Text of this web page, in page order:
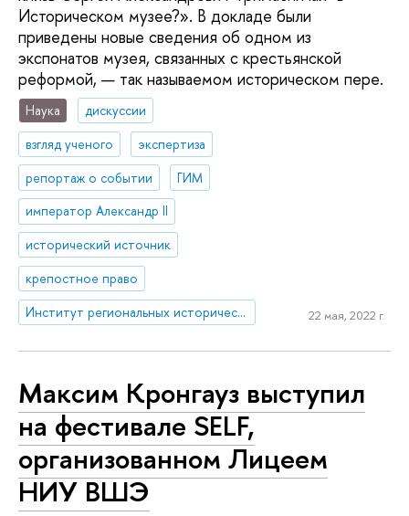
Историческом музее?». В докладе были
приведены новые сведения об одном из
экспонатов музея, связанных с крестьянской
реформой, — так называемом историческом пере.
Наука
дискуссии
взгляд ученого
экспертиза
репортаж о событии
ГИМ
император Александр II
исторический источник
крепостное право
Институт региональных исторических исследований
22 мая, 2022 г.
Максим Кронгауз выступил
на фестивале SELF,
организованном Лицеем
НИУ ВШЭ